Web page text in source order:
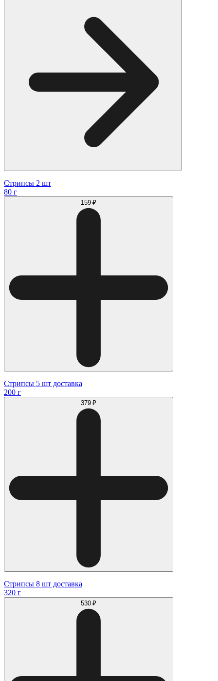
Стрипсы 2 шт
80 г
159 ₽
Стрипсы 5 шт доставка
200 г
379 ₽
Стрипсы 8 шт доставка
320 г
530 ₽